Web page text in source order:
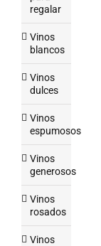
regalar
Vinos
blancos
Vinos
dulces
Vinos
espumosos
Vinos
generosos
Vinos
rosados
Vinos